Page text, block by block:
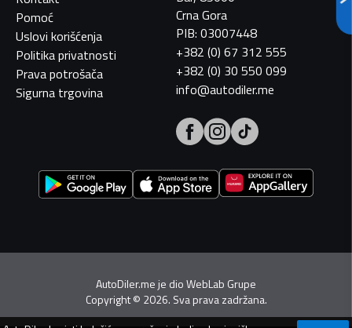
Pomoć
Uslovi korišćenja
Politika privatnosti
Prava potrošača
Sigurna trgovina
Crna Gora
PIB: 03007448
+382 (0) 67 312 555
+382 (0) 30 550 099
info@autodiler.me
AutoDiler.me je dioWebLab Grupe
Copyright© 2026. Sva prava zadržana.